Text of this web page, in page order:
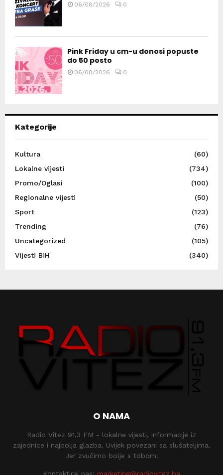
06/08/2026 0
Pink Friday u cm-u donosi popuste
do 50 posto
06/08/2026 0
Kategorije
Kultura
(60)
Lokalne vijesti
(734)
Promo/Oglasi
(100)
Regionalne vijesti
(50)
Sport
(123)
Trending
(76)
Uncategorized
(105)
Vijesti BiH
(340)
O NAMA
Radio Vitez 91,3 FM - lokalne vijesti, informacije iz
zajednice i najbolja glazba. Uvijek povezani sa slušateljima.
Jer zvučimo bolje s tobom!
Kontaktiraj nas: marketing@radiovitez.ba